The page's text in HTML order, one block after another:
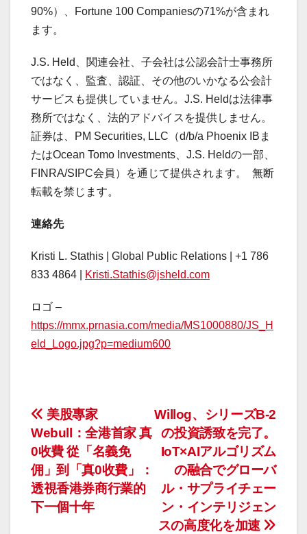
90%）、Fortune 100 Companiesの71%が含まれ
ます。
J.S. Held、関連会社、子会社は公認会計士事務所
ではなく、監査、認証、その他のいかなる公会計
サービスも提供していません。J.S. Heldは法律事
務所ではなく、法的アドバイスを提供しません。
証券は、PM Securities, LLC（d/b/a Phoenix IBま
たはOcean Tomo Investments、J.S. Heldの一部、
FINRA/SIPC会員）を通じて提供されます。 無断
転載を禁じます。
連絡先
Kristi L. Stathis | Global Public Relations | +1 786
833 4864 |
Kristi.Stathis@jsheld.com
ロゴ –
https://mmx.prnasia.com/media/MS1000880/JS_H
eld_Logo.jpg?p=medium600
投
稿
ナ
ビ
Willog、シリーズB-2
の投資誘致を完了。
IoT×AIアルゴリズム
の融合でグローバ
ル・サプライチェー
ン・インテリジェン
スの高度化を加速
美股專家
Webull：全港首家 真
0收費 從「名義免
佣」到「真0收費」：
透視香港券商行業的
下一個十年